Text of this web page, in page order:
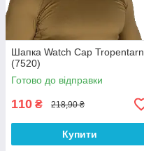
Шапка Watch Cap Tropentarn
(7520)
Готово до відправки
110 ₴ 218,90 ₴
Купити